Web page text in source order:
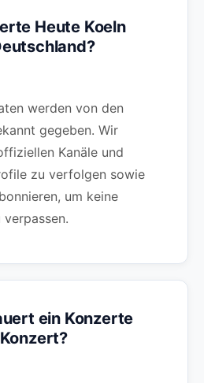
Heute Koeln
werden von den
gegeben. Wir
Kanäle und
zu verfolgen sowie
um keine
ein Konzerte